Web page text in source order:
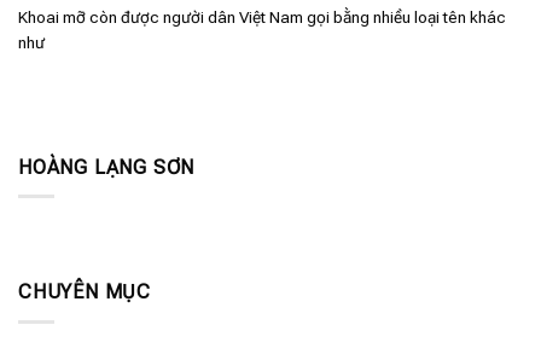
Khoai mỡ còn được người dân Việt Nam gọi bằng nhiều loại tên khác
như
HOÀNG LẠNG SƠN
CHUYÊN MỤC